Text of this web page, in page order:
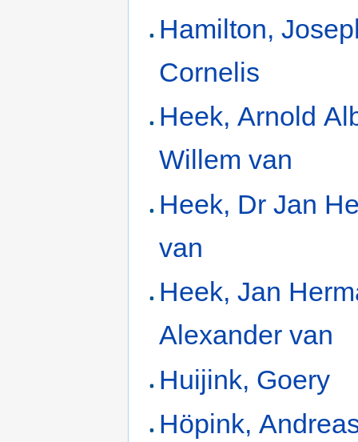
Hamilton,
Cornelis
Heek, Arnold
Willem van
Heek, Dr Jan
van
Heek, Jan
Alexander van
Huijink, Goery
Höpink,